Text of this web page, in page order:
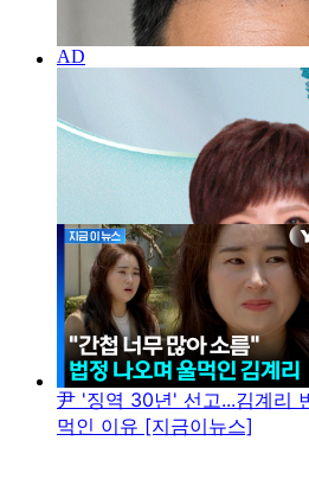
尹 '징역 30년' 선고...김계리
먹인 이유 [지금이뉴스]